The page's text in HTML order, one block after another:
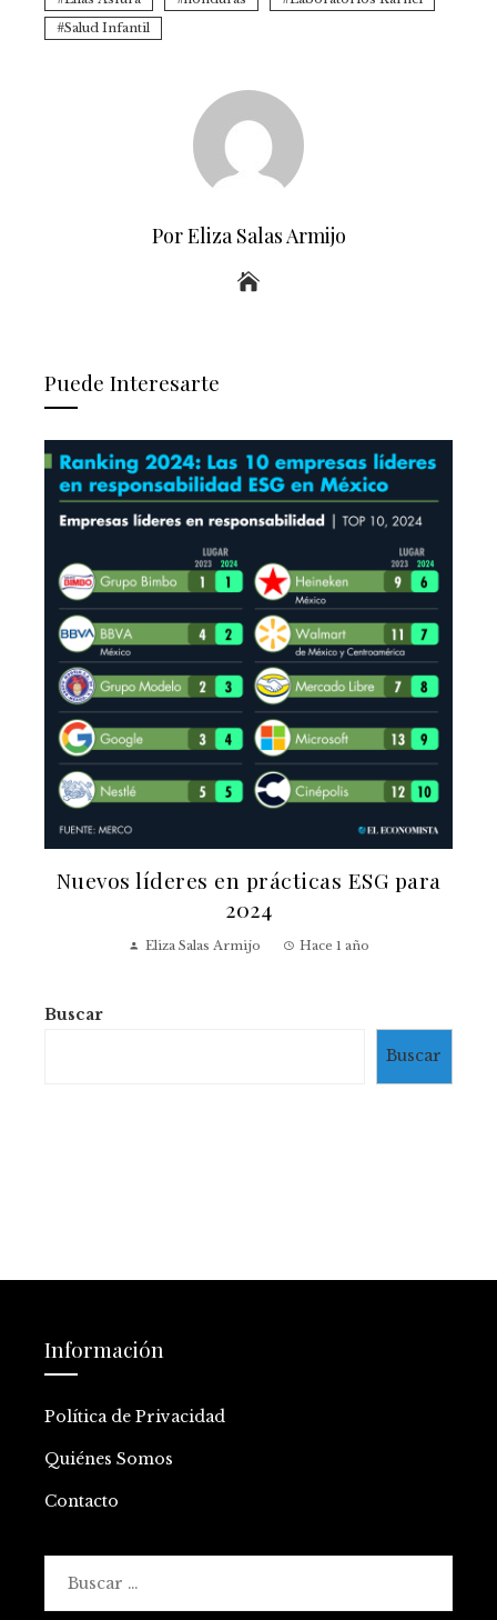
Salud Infantil
Por Eliza Salas Armijo
Puede Interesarte
Nuevos líderes en prácticas ESG para
2024
Eliza Salas Armijo Hace 1 año
Buscar
Buscar
Información
Política de Privacidad
Quiénes Somos
Contacto